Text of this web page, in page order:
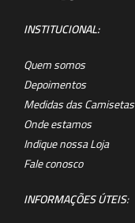
INSTITUCIONAL:
Quem somos
Depoimentos
Medidas das Camisetas
Onde estamos
Indique nossa Loja
Fale conosco
INFORMAÇÕES ÚTEIS: